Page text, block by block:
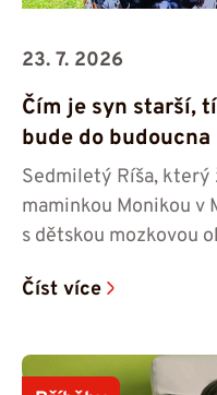
23. 7. 2026
Čím je syn starší,
bude do
Sedmiletý Ríša, který
maminkou Monikou v
s dětskou mozkovou
Číst více